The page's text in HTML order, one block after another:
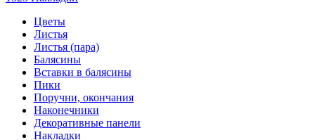
Цветы
Листья
Листья (пара)
Балясины
Вставки в балясины
Пики
Поручни, окончания
Наконечники
Декоративные панели
Накладки